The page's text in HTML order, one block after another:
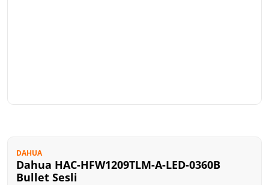
DAHUA
Dahua HAC-HFW1209TLM-A-LED-0360B
Bullet Sesli